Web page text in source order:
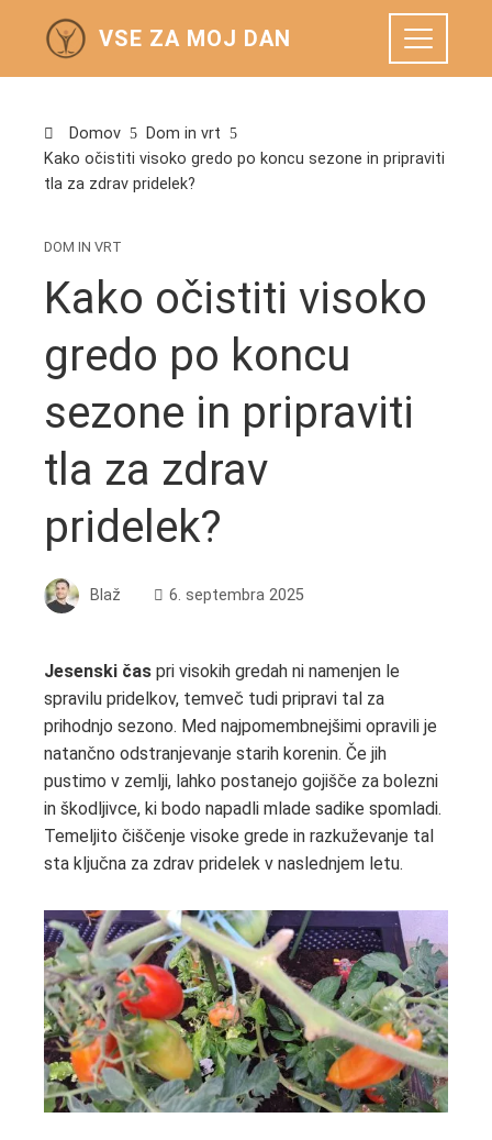
VSE ZA MOJ DAN
Domov
Dom in vrt
Kako očistiti visoko gredo po koncu sezone in pripraviti
tla za zdrav pridelek?
DOM IN VRT
Kako očistiti visoko
gredo po koncu
sezone in pripraviti
tla za zdrav
pridelek?
Blaž 6. septembra 2025
Jesenski čas pri visokih gredah ni namenjen le
spravilu pridelkov, temveč tudi pripravi tal za
prihodnjo sezono. Med najpomembnejšimi opravili je
natančno odstranjevanje starih korenin. Če jih
pustimo v zemlji, lahko postanejo gojišče za bolezni
in škodljivce, ki bodo napadli mlade sadike spomladi.
Temeljito čiščenje visoke grede in razkuževanje tal
sta ključna za zdrav pridelek v naslednjem letu.